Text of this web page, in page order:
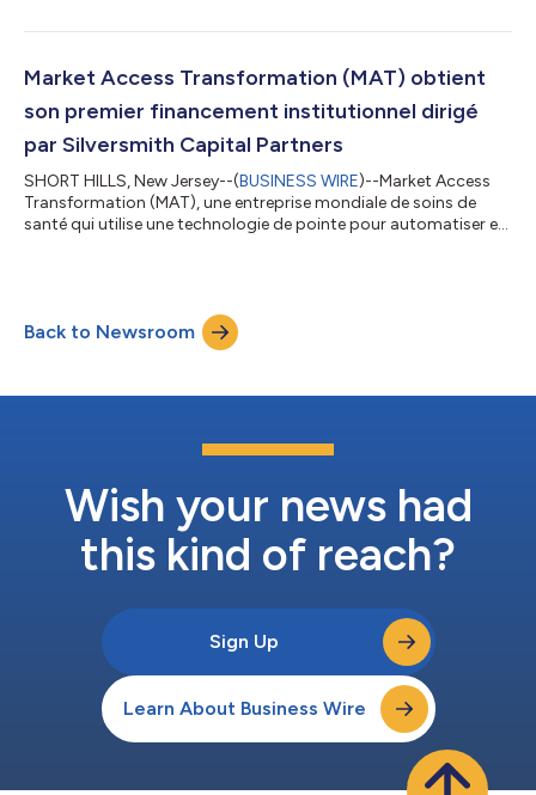
Global Limited (« Novatus » ou la « Société »), un fournisseur
institutions financières mondiales, a annoncé aujourd'hui avoir
Market Access Transformation (MAT) obtient
son premier financement institutionnel dirigé
par Silversmith Capital Partners
SHORT HILLS, New Jersey--(BUSINESS WIRE)--Market Access
Transformation (MAT), une entreprise mondiale de soins de
santé qui utilise une technologie de pointe pour automatiser et
annoncé aujourd'hui un investissement minoritaire de 30
millions de dollars de Silversmith Capital Partners, une société
Back to Newsroom
Wish your news had
this kind of reach?
Sign Up
Learn About Business Wire